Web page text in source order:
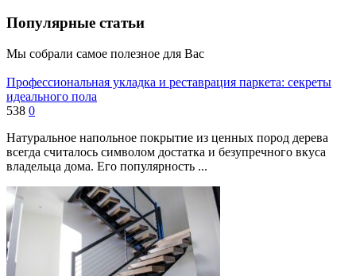
Популярные статьи
Мы собрали самое полезное для Вас
Профессиональная укладка и реставрация паркета: секреты
идеального пола
538 0
Натуральное напольное покрытие из ценных пород дерева
всегда считалось символом достатка и безупречного вкуса
владельца дома. Его популярность ...